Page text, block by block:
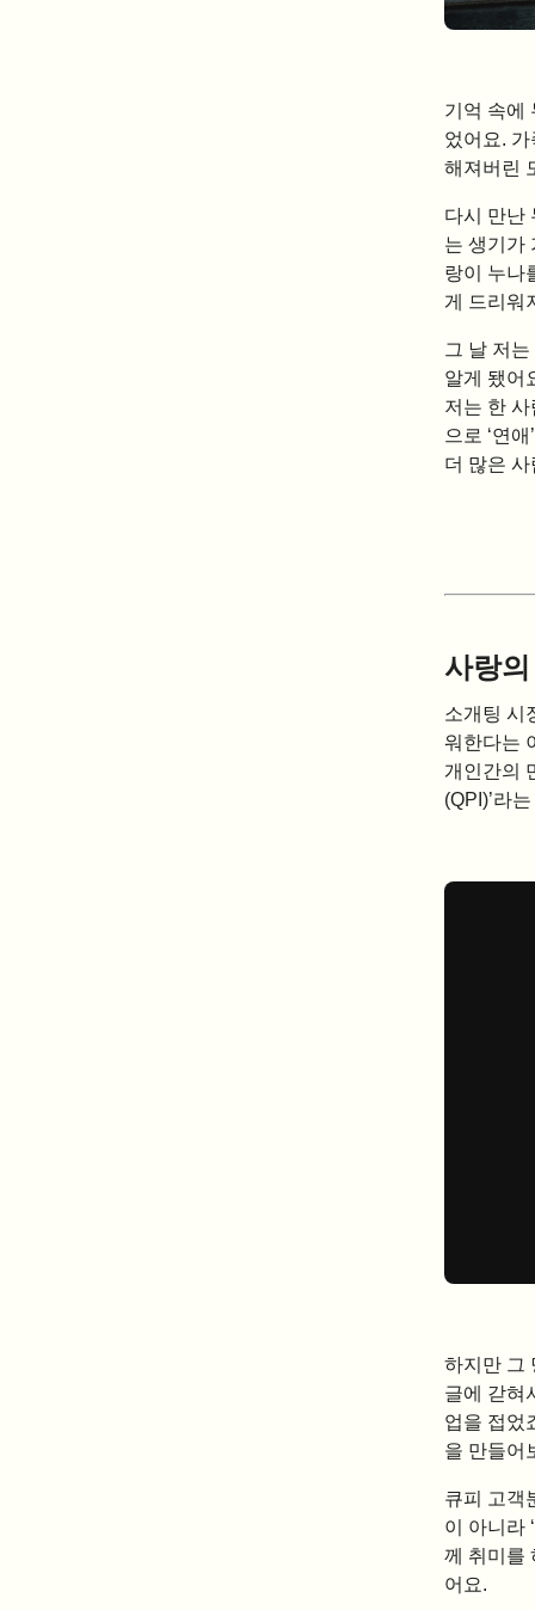
기억 속에
었어요.
해져버린
다시 만난
는 생기가
랑이 누나
게 드리워
그 날 저
알게 됐어
저는 한
으로 ‘연
더 많은
사랑
소개팅 시
워한다는
개인간의
(QPI)’라
하지만 그
글에 갇혀
업을 접었
을 만들어
큐피 고객
이 아니라
께 취미를
어요.